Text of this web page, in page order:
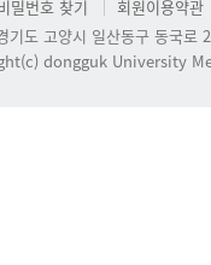
밀번호 찾기
회원이용약관
기도 고양시 일산동구 동국로
dongguk University